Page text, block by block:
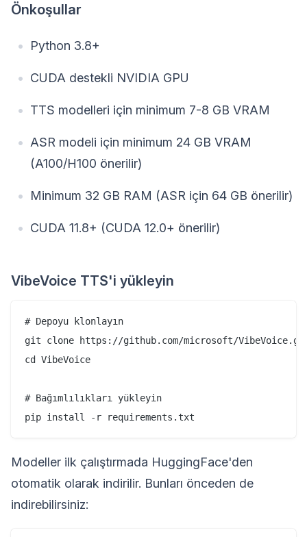
Önkoşullar
Python 3.8+
CUDA destekli NVIDIA GPU
TTS modelleri için minimum 7-8 GB VRAM
ASR modeli için minimum 24 GB VRAM
(A100/H100 önerilir)
Minimum 32 GB RAM (ASR için 64 GB önerilir)
CUDA 11.8+ (CUDA 12.0+ önerilir)
VibeVoice TTS'i yükleyin
# Depoyu klonlayın
git clone https://github.com/microsoft/
cd VibeVoice
# Bağımlılıkları yükleyin
Modeller ilk çalıştırmada HuggingFace'den
otomatik olarak indirilir. Bunları önceden de
indirebilirsiniz: